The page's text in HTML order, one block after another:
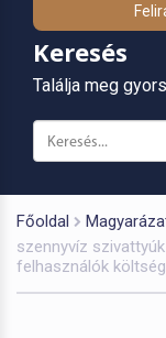
Keresés
Találja meg
Főoldal
szennyvíz
felhasználók